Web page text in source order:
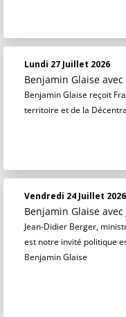
Lundi 27 Juillet 2026
Benjamin Glaise avec
Benjamin Glaise reçoit
territoire et de la
Vendredi 24 Juillet 2026
Benjamin Glaise
Jean-Didier Berger,
est notre invité politique
Benjamin Glaise